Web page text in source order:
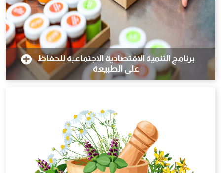
برنامج التنمية الاقتصادية الاجتماعية للحفاظ
على الطبيعة